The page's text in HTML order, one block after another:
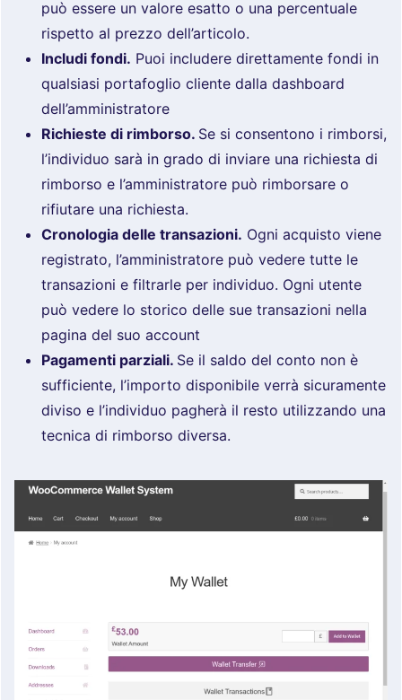
può essere un valore esatto o una percentuale
rispetto al prezzo dell’articolo.
Includi fondi. Puoi includere direttamente fondi in
qualsiasi portafoglio cliente dalla dashboard
dell’amministratore
Richieste di rimborso. Se si consentono i rimborsi,
l’individuo sarà in grado di inviare una richiesta di
rimborso e l’amministratore può rimborsare o
rifiutare una richiesta.
Cronologia delle transazioni. Ogni acquisto viene
registrato, l’amministratore può vedere tutte le
transazioni e filtrarle per individuo. Ogni utente
può vedere lo storico delle sue transazioni nella
pagina del suo account
Pagamenti parziali. Se il saldo del conto non è
sufficiente, l’importo disponibile verrà sicuramente
diviso e l’individuo pagherà il resto utilizzando una
tecnica di rimborso diversa.